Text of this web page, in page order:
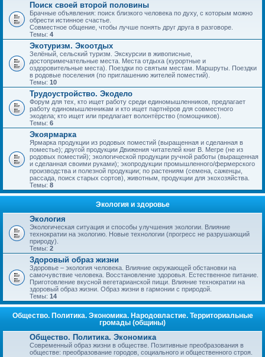
Поиск своей второй половины
Брачные объявления: поиск близкого человека по духу, с которым можно
обрести истинное счастье.
Совместное общение, чтобы лучше понять друг друга в разговоре.
Темы: 4
Экотуризм. Экоотдых
Зелёный, сельский туризм. Экскурсии в живописные,
достопримечательные места. Места отдыха (курортные и
оздоровительные места). Поездки по святым местам. Маршруты. Поездки
в родовые поселения (по приглашению жителей поместий).
Темы: 10
Трудоустройство. Экодело
Форум для тех, кто ищет работу среди единомышленников, предлагает
работу единомышленникам и кто ищет партнёров для совместного
экодела; кто ищет или предлагает волонтёрство (помощников).
Темы: 6
Экоярмарка
Ярмарка продукции из родовых поместий (выращенная и сделанная в
поместье); другой продукции Движения читателей книг В. Мегре (не из
родовых поместий); экологической продукции ручной работы (выращенная
и сделанная своими руками); экопродукции промышленного/фермерского
производства и полезной продукции; по растениям (семена, саженцы,
рассада, поиск старых сортов), животным, продукции для экохозяйства.
Темы: 8
Экология и здоровье
Экология
Экологическая ситуация и способы улучшения экологии. Влияние
технократии на экологию. Новые технологии (прогресс не разрушающий
природу).
Темы: 2
Здоровый образ жизни
Здоровье – экология человека. Влияние окружающей обстановки на
самочувствие человека. Восстановление здоровья. Естественное питание.
Приготовление вкусной вегетарианской пищи. Влияние технократии на
здоровый образ жизни. Образ жизни в гармонии с природой.
Темы: 14
Общество. Политика. Экономика. Народовластие. Территориальные
громады (общины)
Общество. Политика. Экономика
Современный образ жизни в обществе. Позитивные преобразования в
обществе: преобразование городов, социального и общественного строя.